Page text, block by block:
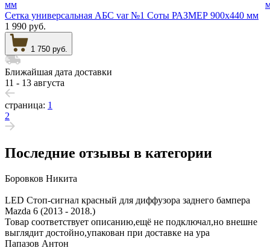
Сетка универсальная АБС var №1 Соты РАЗМЕР 900х440 мм
1 990 руб.
1 750 руб.
Ближайшая дата доставки
11 - 13 августа
страница: 1
2
Последние отзывы в категории
Боровков Никита
LED Стоп-сигнал красный для диффузора заднего бампера
Mazda 6 (2013 - 2018.)
Товар соответствует описанию,ещё не подключал,но внешне
выглядит достойно,упакован при доставке на ура
Папазов Антон